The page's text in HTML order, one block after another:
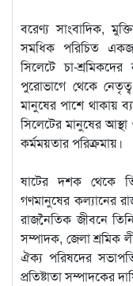
বরেণ্য সাংবাদিক,
সমধিক পরিচিত একজন
সিলেটে চা-
পুরোভাগে থেকে
মানুষের পাশে থাকায়
সিলেটের মানুষের
কর্মময়তার পরিক্রমায়।
ষাটের দশক থেকে
গণমানুষের কল্যানের
রাজনৈতিক জীবনে
সম্পাদক, জেলা শ্রমিক
ঐক্য পরিষদের
প্রতিষ্টাতা সম্পাদকের